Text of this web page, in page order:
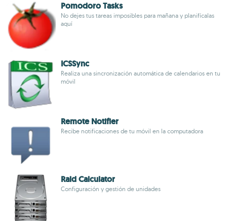
Pomodoro Tasks
No dejes tus tareas imposibles para mañana y planifícalas
aquí
ICSSync
Realiza una sincronización automática de calendarios en tu
móvil
Remote Notifier
Recibe notificaciones de tu móvil en la computadora
Raid Calculator
Configuración y gestión de unidades